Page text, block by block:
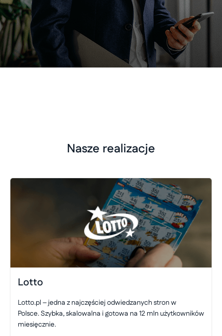
Nasze realizacje
Lotto
Lotto.pl – jedna z najczęściej odwiedzanych stron w
Polsce. Szybka, skalowalna i gotowa na 12 mln użytkowników
miesięcznie.